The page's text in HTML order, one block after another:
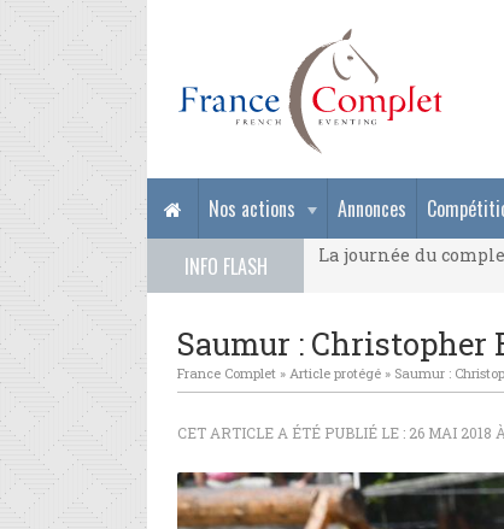
Nos actions Annonces
INFO FLASH
La journée du
La journée du
Saumur : Christopher
France Complet » Article protégé » Saumur :
CET ARTICLE A ÉTÉ PUBLIÉ LE : 26 MAI 2018